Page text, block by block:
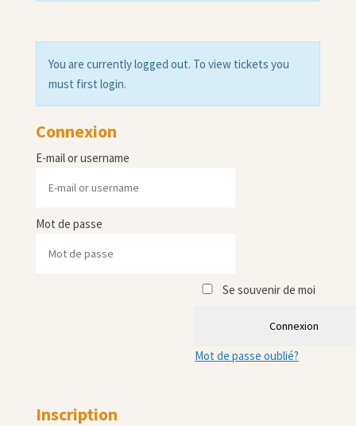
You are currently logged out. To view tickets you
must first login.
Connexion
E-mail or username
Mot de passe
Se souvenir de moi
Connexion
Mot de passe oublié?
Inscription